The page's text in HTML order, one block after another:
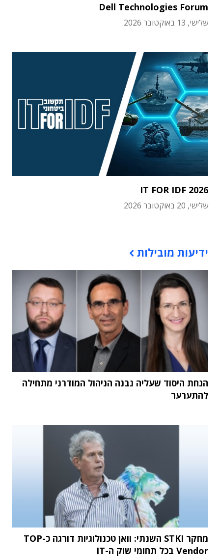
Dell Technologies Forum
שלישי, 13 באוקטובר 2026
IT FOR IDF 2026
שלישי, 20 באוקטובר 2026
ידיעות מובילות
הנחת היסוד שעליה נבנה הניהול המודרני מתחילה
להתערער
מחקר STKI השנתי: וואן טכנולוגיות דורגה כ-TOP
Vendor בכל תחומי שוק ה-IT